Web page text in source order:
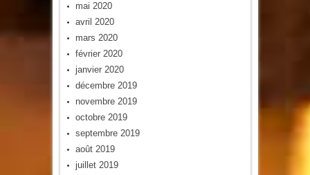
mai 2020
avril 2020
mars 2020
février 2020
janvier 2020
décembre 2019
novembre 2019
octobre 2019
septembre 2019
août 2019
juillet 2019